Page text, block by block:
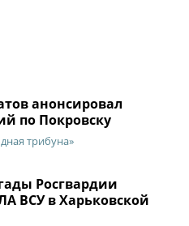
анонсировал
по Покровску
трибуна»
Росгвардии
ВСУ в Харьковской